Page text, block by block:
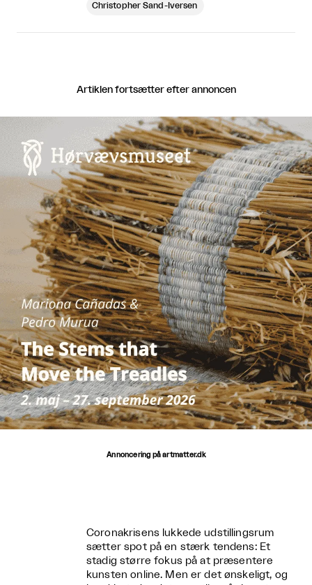
Christopher Sand-Iversen
Artiklen fortsætter efter annoncen
Annoncering på artmatter.dk
Coronakrisens lukkede udstillingsrum
sætter spot på en stærk tendens: Et
stadig større fokus på at præsentere
kunsten online. Men er det ønskeligt, og